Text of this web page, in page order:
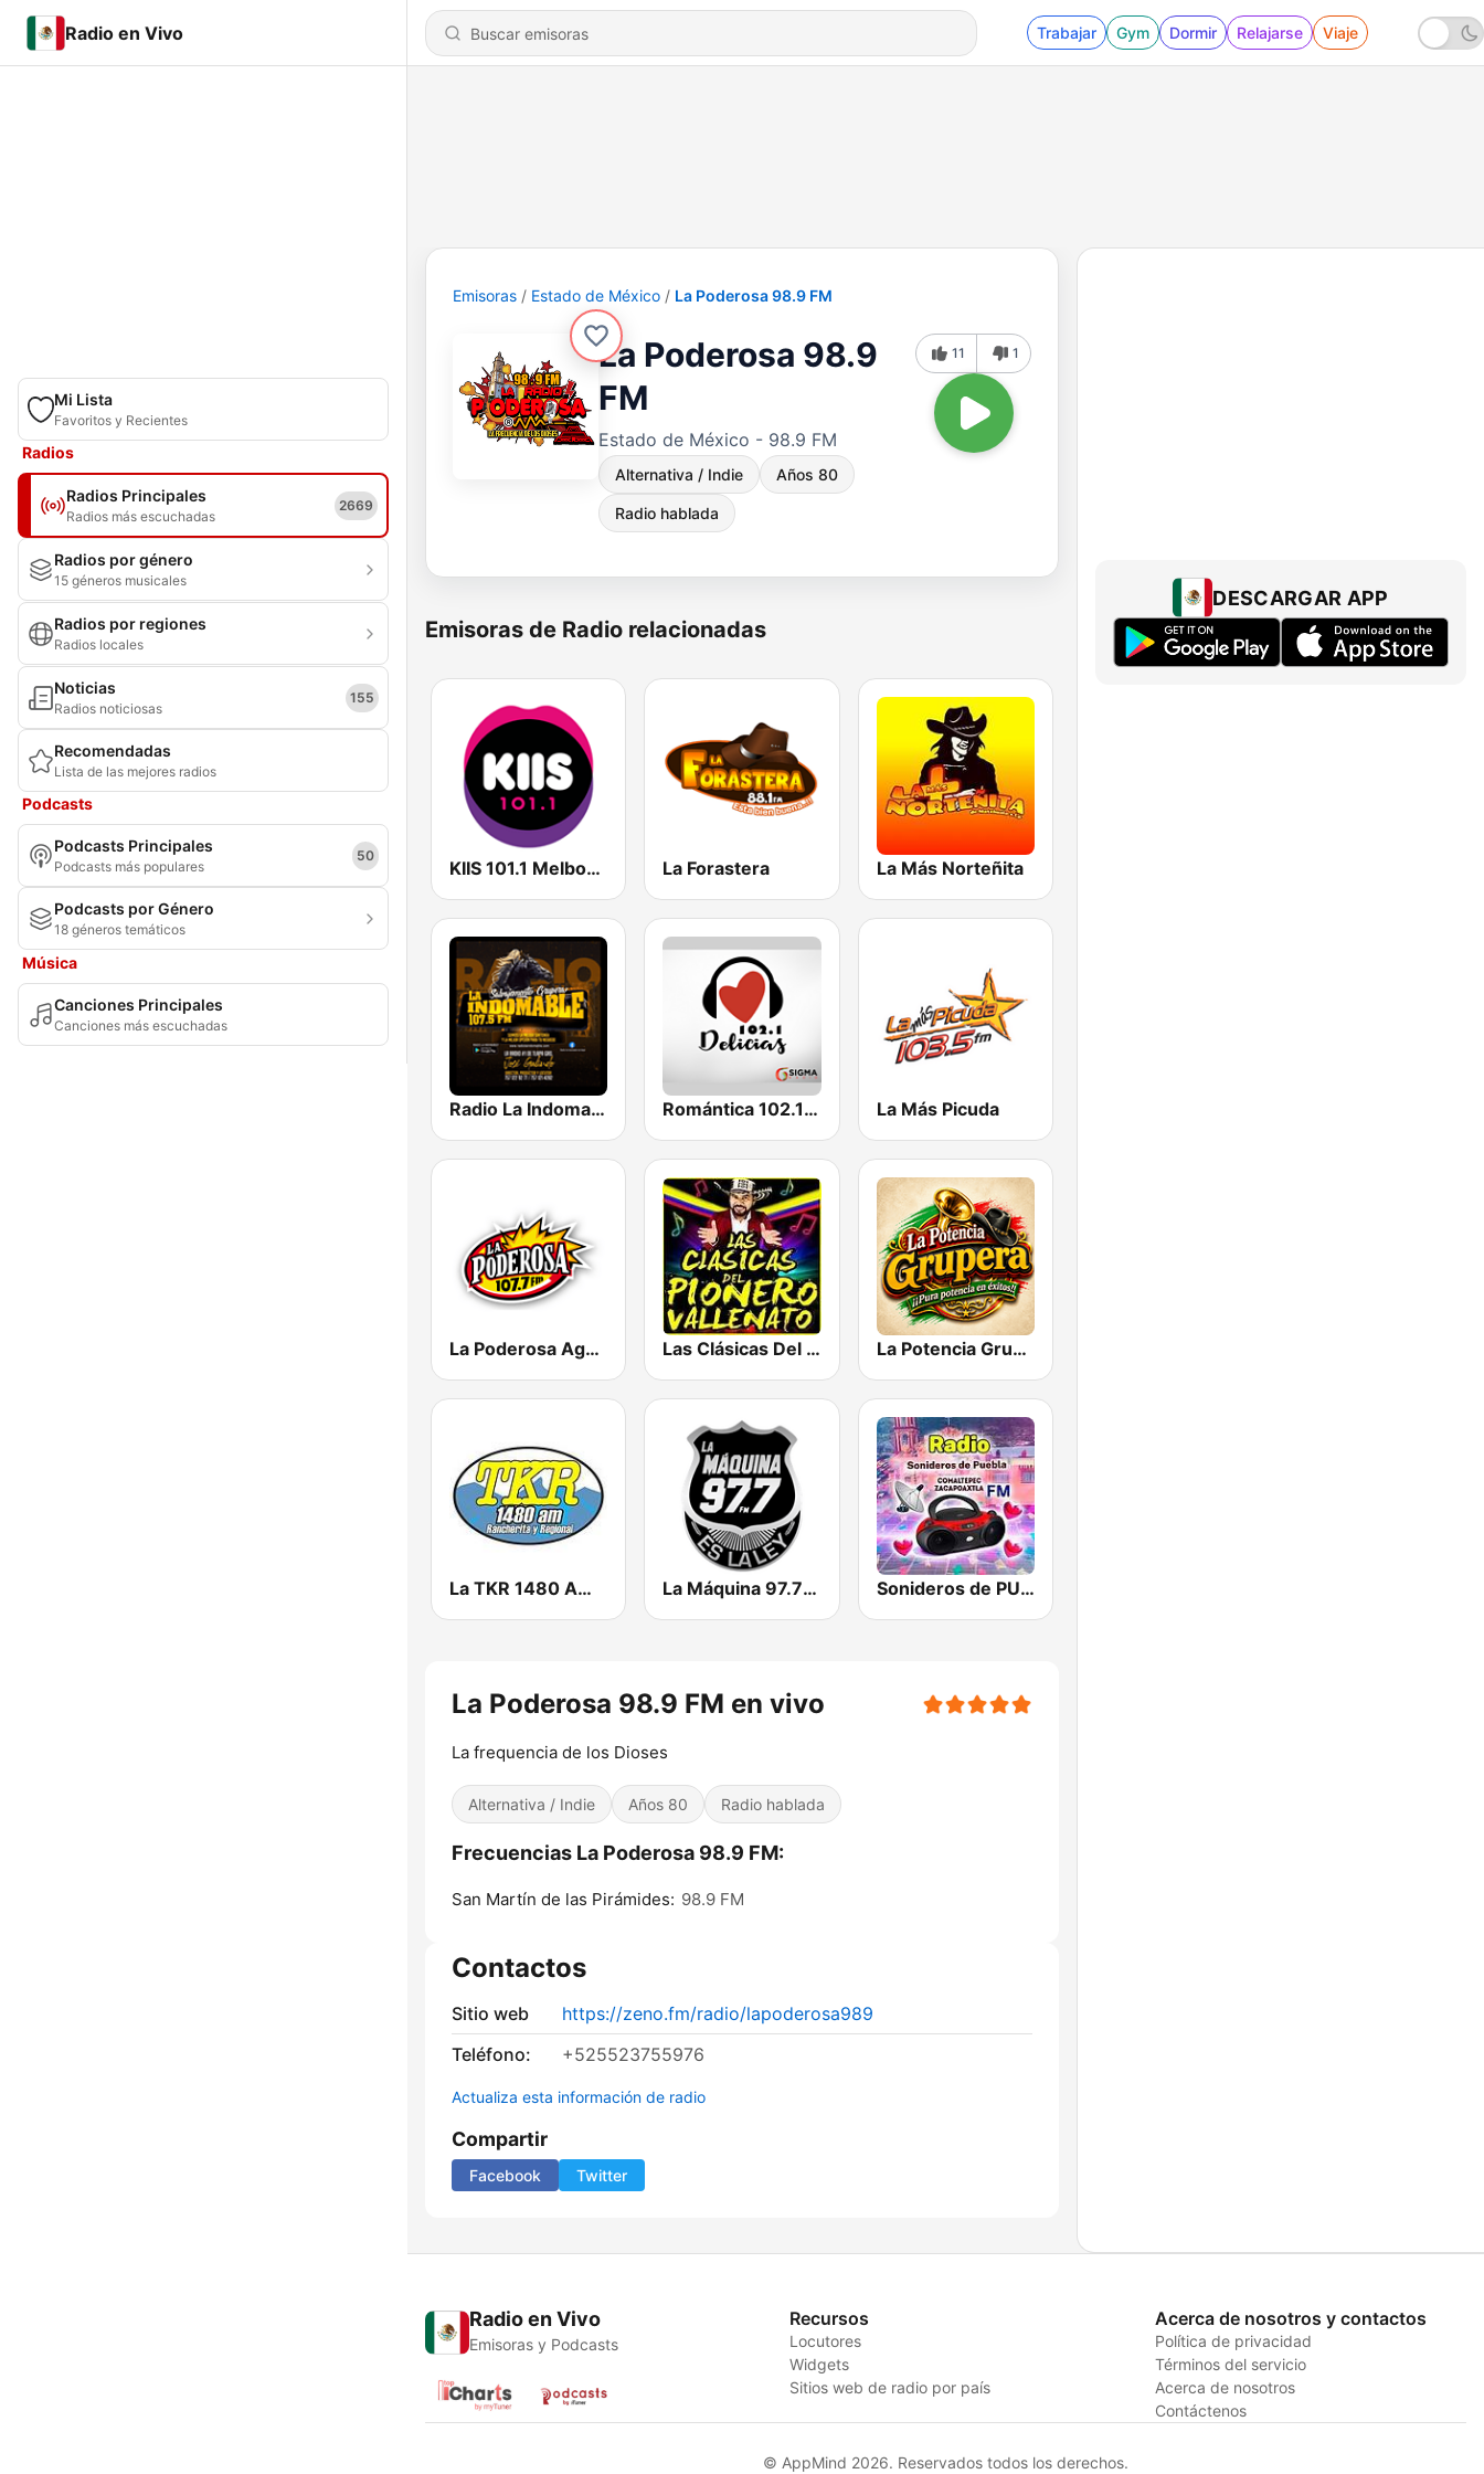
Radio en Vivo Trabajar Gym Dormir Relajarse Viaje
Mi Lista
Favoritos y Recientes
Radios
Radios Principales
Radios más escuchadas
2669
Radios por género
15 géneros musicales
Radios por regiones
Radios locales
Noticias
Radios noticiosas
155
Recomendadas
Lista de las mejores radios
Podcasts
Podcasts Principales
Podcasts más populares
50
Podcasts por Género
18 géneros temáticos
Música
Canciones Principales
Canciones más escuchadas
Emisoras Estado de México La Poderosa 98.9 FM
La Poderosa 98.9
FM
Estado de México - 98.9 FM
Alternativa / Indie Años 80
Radio hablada
11 1
Emisoras de Radio relacionadas
KIIS 101.1 Melbourne La Forastera La Más Norteñita
Radio La Indomable Romántica 102.1 FM Delicias La Más Picuda
La Poderosa Aguascalientes Las Clásicas Del Pionero Vallenato La Potencia Grupera
La TKR 1480 AM | Monterrey La Máquina 97.7 FM Sonideros de PUEBLA
La Poderosa 98.9 FM en vivo
La frequencia de los Dioses
Alternativa / Indie Años 80 Radio hablada
Frecuencias La Poderosa 98.9 FM:
San Martín de las Pirámides: 98.9 FM
Contactos
Sitio web
https://zeno.fm/radio/lapoderosa989
Teléfono:
+525523755976
Actualiza esta información de radio
Compartir
Facebook Twitter
DESCARGAR APP
Radio en Vivo
Emisoras y Podcasts
Recursos
Locutores
Widgets
Sitios web de radio por país
Acerca de nosotros y contactos
Política de privacidad
Términos del servicio
Acerca de nosotros
Contáctenos
© AppMind 2026. Reservados todos los derechos.